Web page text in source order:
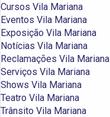
Cursos Vila Mariana
Eventos Vila Mariana
Exposição Vila Mariana
Notícias Vila Mariana
Reclamações Vila Mariana
Serviços Vila Mariana
Shows Vila Mariana
Teatro Vila Mariana
Trânsito Vila Mariana